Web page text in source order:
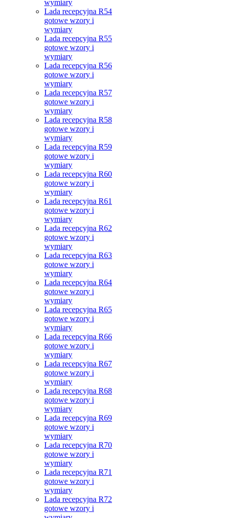
wymiary
Lada recepcyjna R54
gotowe wzory i
wymiary
Lada recepcyjna R55
gotowe wzory i
wymiary
Lada recepcyjna R56
gotowe wzory i
wymiary
Lada recepcyjna R57
gotowe wzory i
wymiary
Lada recepcyjna R58
gotowe wzory i
wymiary
Lada recepcyjna R59
gotowe wzory i
wymiary
Lada recepcyjna R60
gotowe wzory i
wymiary
Lada recepcyjna R61
gotowe wzory i
wymiary
Lada recepcyjna R62
gotowe wzory i
wymiary
Lada recepcyjna R63
gotowe wzory i
wymiary
Lada recepcyjna R64
gotowe wzory i
wymiary
Lada recepcyjna R65
gotowe wzory i
wymiary
Lada recepcyjna R66
gotowe wzory i
wymiary
Lada recepcyjna R67
gotowe wzory i
wymiary
Lada recepcyjna R68
gotowe wzory i
wymiary
Lada recepcyjna R69
gotowe wzory i
wymiary
Lada recepcyjna R70
gotowe wzory i
wymiary
Lada recepcyjna R71
gotowe wzory i
wymiary
Lada recepcyjna R72
gotowe wzory i